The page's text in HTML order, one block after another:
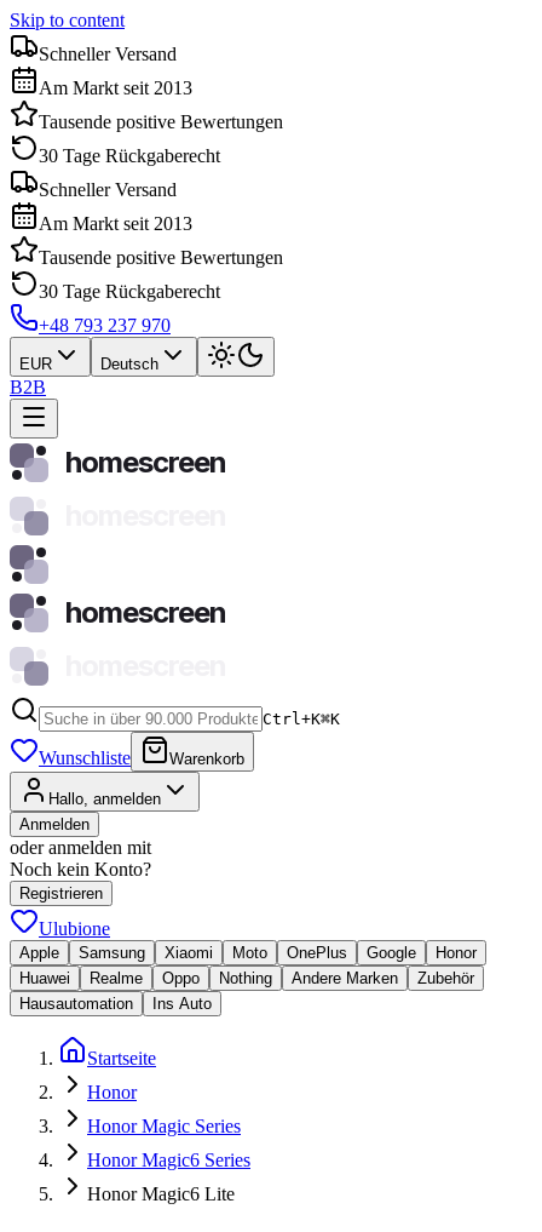
Skip to content
Schneller Versand
Am Markt seit 2013
Tausende positive Bewertungen
30 Tage Rückgaberecht
Schneller Versand
Am Markt seit 2013
Tausende positive Bewertungen
30 Tage Rückgaberecht
+48 793 237 970
EUR Deutsch
B2B
homescreen
homescreen
Ctrl+K⌘K
Wunschliste Warenkorb
Hallo, anmelden
Anmelden
oder anmelden mit
Noch kein Konto?
Registrieren
Ulubione
Apple Samsung Xiaomi Moto OnePlus Google
Honor
Huawei
Realme Oppo Nothing Andere Marken
Zubehör
Hausautomation
Ins Auto
Startseite
Honor
Honor Magic Series
Honor Magic6 Series
Honor Magic6 Lite